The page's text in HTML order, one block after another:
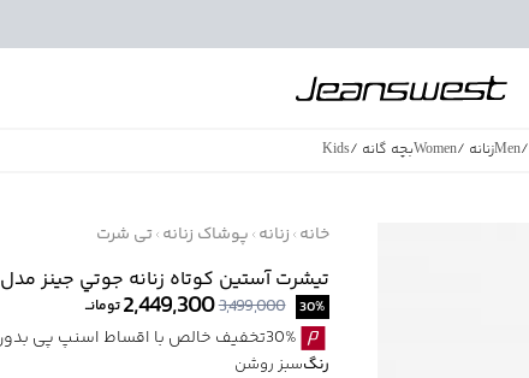
/
Menزنانه /
Womenبچه گانه /
Kids
خانه زنانه پوشاک زنانه تی شرت
تیشرت آستین کوتاه زنانه جوتي جينز مدل 61773902
30%
3,499,000
2,449,300تومانــ
30%تخفیف خالص با اقساط اسنپ پی بدون کارمزد
رنگسبز روشن